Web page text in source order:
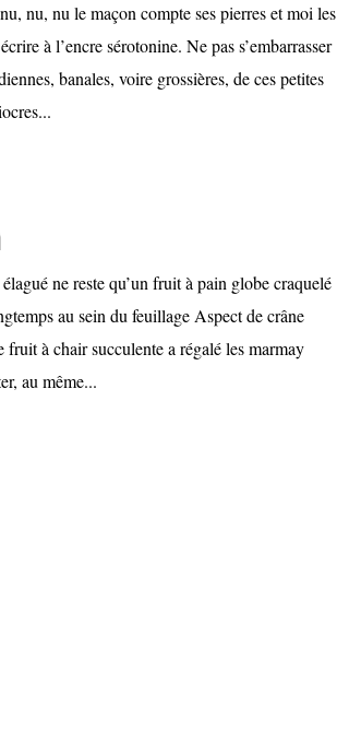
nu, nu le maçon compte ses pierres et moi les
à l’encre sérotonine. Ne pas s’embarrasser
banales, voire grossières, de ces petites
ne reste qu’un fruit à pain globe craquelé
au sein du feuillage Aspect de crâne
à chair succulente a régalé les marmay
au même...